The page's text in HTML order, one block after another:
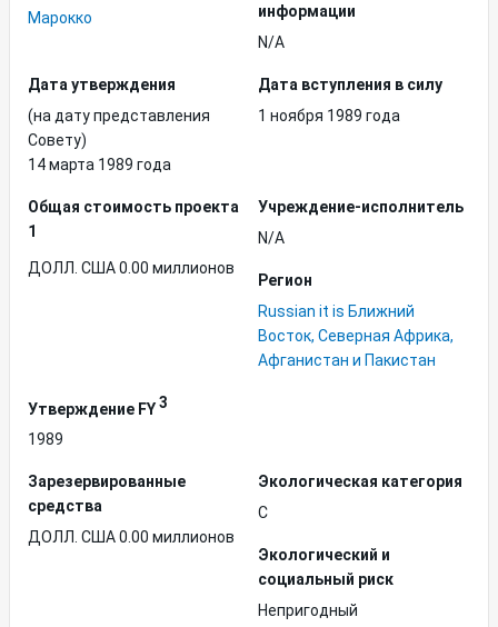
Марокко
информации
N/A
Дата утверждения
(на дату представления
Совету)
14 марта 1989 года
Дата вступления в силу
1 ноября 1989 года
Общая стоимость проекта
1
ДОЛЛ. США 0.00 миллионов
Учреждение-исполнитель
N/A
Регион
Russian it is Ближний
Восток, Северная Африка,
Афганистан и Пакистан
Утверждение FY3
1989
Зарезервированные
средства
ДОЛЛ. США 0.00 миллионов
Экологическая категория
C
Экологический и
социальный риск
Непригодный